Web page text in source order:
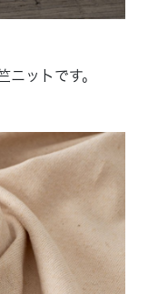
ニットです。